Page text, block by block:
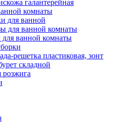
галантерейная
комнаты
для ванной
для ванной комнаты
ванной комнаты
решетка пластиковая, зонт
складной
розжига